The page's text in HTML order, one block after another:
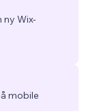
ny Wix-
mobile